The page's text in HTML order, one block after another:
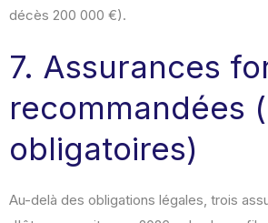
décès 200 000 €).
7. Assurances
recommandées
obligatoires)
Au-delà des obligations légales, trois